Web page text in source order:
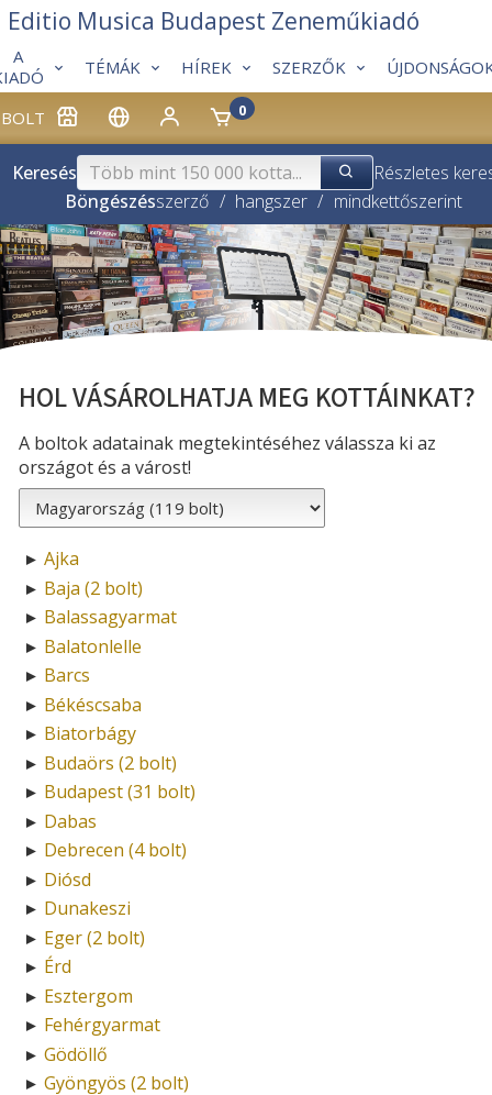
BOLT 0
A
TÉMÁK HÍREK SZERZŐK
Editio Musica Budapest Zeneműkiadó
Keresés
Részletes
Böngészésszerző / hangszer / mindkettőszerint
HOL VÁSÁROLHATJA MEG KOTTÁINKAT?
A boltok adatainak megtekintéséhez válassza ki az
országot és a várost!
► Ajka
► Baja (2 bolt)
► Balassagyarmat
► Balatonlelle
► Barcs
► Békéscsaba
► Biatorbágy
► Budaörs (2 bolt)
► Budapest (31 bolt)
► Dabas
► Debrecen (4 bolt)
► Diósd
► Dunakeszi
► Eger (2 bolt)
► Érd
► Esztergom
► Fehérgyarmat
► Gödöllő
► Gyöngyös (2 bolt)